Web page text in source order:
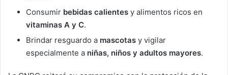
Consumir bebidas calientes y alimentos ricos en
vitaminas A y C.
Brindar resguardo a mascotas y vigilar
especialmente a niñas, niños y adultos mayores.